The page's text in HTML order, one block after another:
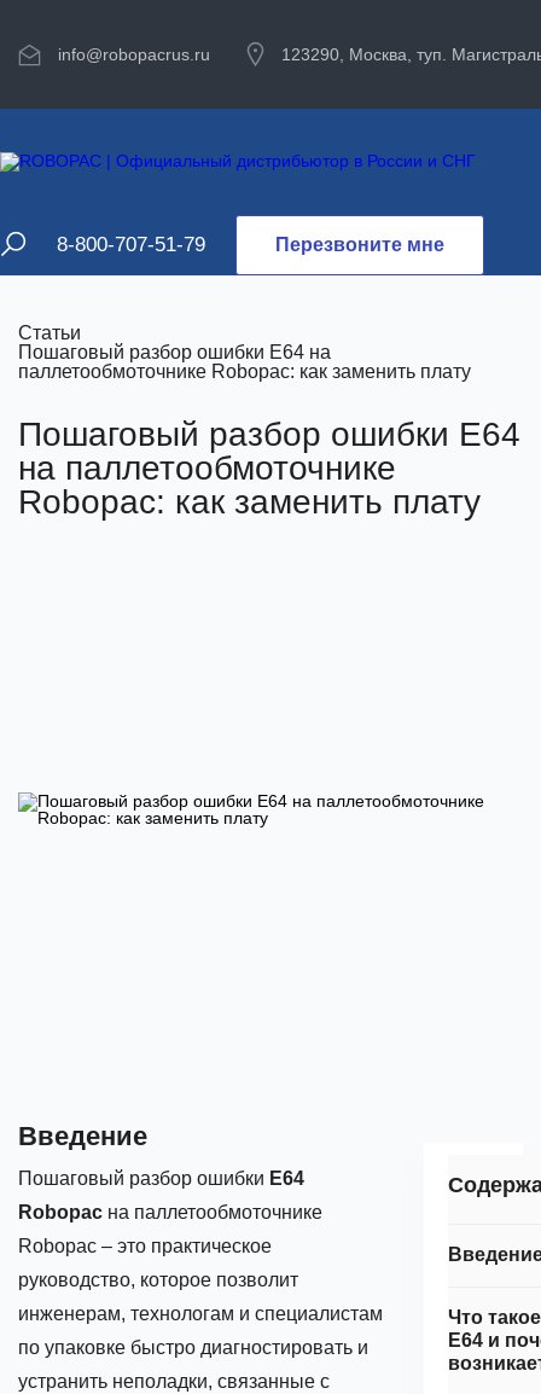
info@robopacrus.ru 123290, Москва, туп.
8-800-707-51-79 Перезвоните мне
Статьи
Пошаговый разбор ошибки E64 на
паллетообмоточнике Robopac: как заменить плату
Пошаговый разбор ошибки E64
на паллетообмоточнике
Robopac: как заменить плату
Введение
Пошаговый разбор ошибки E64
Robopac на паллетообмоточнике
Robopac – это практическое
руководство, которое позволит
инженерам, технологам и специалистам
по упаковке быстро диагностировать и
устранить неполадки, связанные с
Что
E64 и